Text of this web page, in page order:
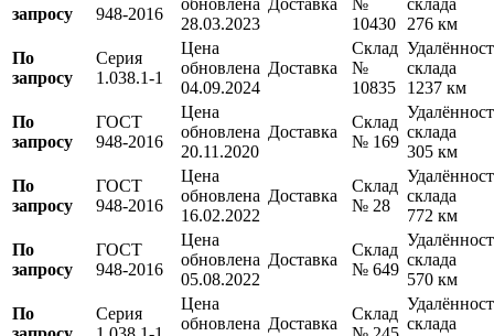
запросу
948-2016
28.03.2023
10430
276 км
По
запросу
Серия
1.038.1-1
Цена
обновлена
04.09.2024
Доставка
Склад
№
10835
склада
1237 км
По
запросу
ГОСТ
948-2016
Цена
обновлена
20.11.2020
Доставка
Склад
№ 169
склада
305 км
По
запросу
ГОСТ
948-2016
Цена
обновлена
16.02.2022
Доставка
Склад
№ 28
склада
772 км
По
запросу
ГОСТ
948-2016
Цена
обновлена
05.08.2022
Доставка
Склад
№ 649
склада
570 км
По
Серия
Цена
обновлена Доставка
Склад
склада